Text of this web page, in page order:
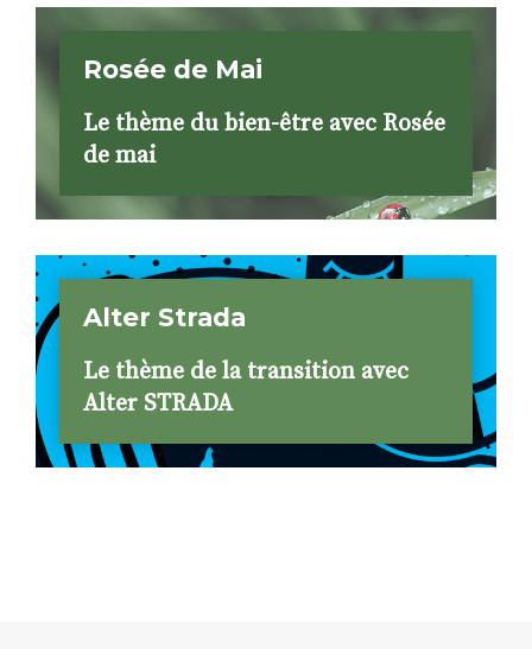
Rosée de Mai
Le thème du bien-être avec Rosée
de mai
Alter Strada
Le thème de la transition avec
Alter STRADA